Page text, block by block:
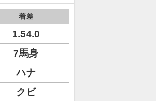
着差
1.54.0
7馬身
ハナ
クビ